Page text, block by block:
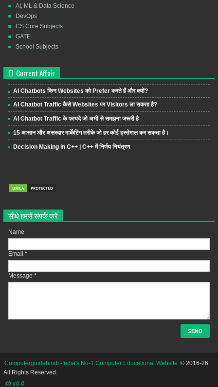
AI, ML & Data Science
DevOps
CS Core Subjects
GATE
School Subjects
Current Affair
AI Chatbots किन Websites को Prefer करते हैं और क्यों?
AI Chatbot Traffic कैसे Websites पर Visitors ला सकता है?
AI Chatbot Traffic के फायदे जो अभी से समझना जरूरी है
15 आसान और असरदार मार्केटिंग तरीके जो हर कोई इस्तेमाल कर सकता है।
Decision Making in C++ | C++ में निर्णय नियंत्रण
सीधे हमसे संपर्क करें
Name
Email *
Message *
Computerguidehindi -India's No-1 Computer Educational Website © 2016-26.
All Rights Reserved.
|मेरे बारे में